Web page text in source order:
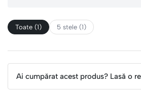
Toate (1) 5 stele (1)
Ai cumpărat acest produs? Lasă o